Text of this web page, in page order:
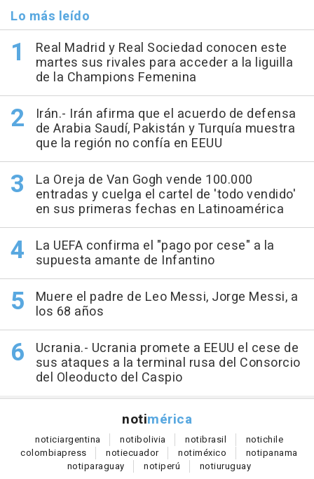
Lo más leído
Real Madrid y Real Sociedad conocen este
martes sus rivales para acceder a la liguilla
de la Champions Femenina
Irán.- Irán afirma que el acuerdo de defensa
de Arabia Saudí, Pakistán y Turquía muestra
que la región no confía en EEUU
La Oreja de Van Gogh vende 100.000
entradas y cuelga el cartel de 'todo vendido'
en sus primeras fechas en Latinoamérica
La UEFA confirma el "pago por cese" a la
supuesta amante de Infantino
Muere el padre de Leo Messi, Jorge Messi, a
los 68 años
Ucrania.- Ucrania promete a EEUU el cese de
sus ataques a la terminal rusa del Consorcio
del Oleoducto del Caspio
notimérica
noticiargentina notibolivia notibrasil notichile
colombiapress notiecuador notiméxico notipanama
notiparaguay notiperú notiuruguay